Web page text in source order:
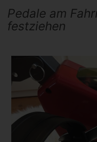
Pedale am
festziehen